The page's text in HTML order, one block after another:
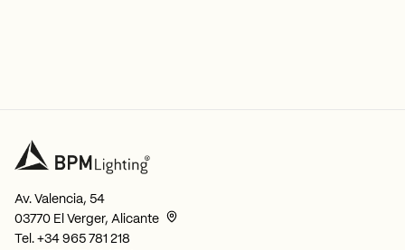
Av. Valencia, 54
03770 El Verger, Alicante
Tel. +34 965 781 218